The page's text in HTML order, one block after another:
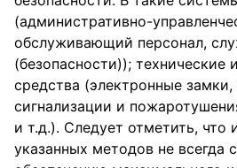
(административно-
обслуживающий персонал,
(безопасности)); технические
средства (электронные
сигнализации и
и т.д.). Следует отметить, что
указанных методов не всегда